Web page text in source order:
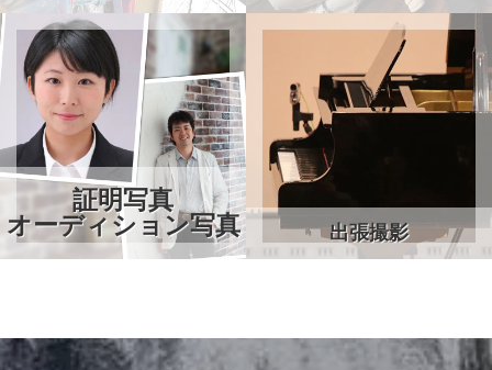
証明写真
オーディション写真
出張撮影